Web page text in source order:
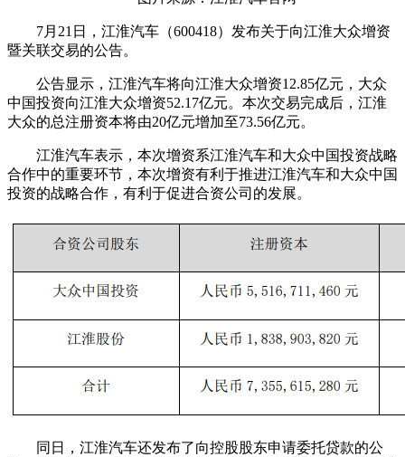
7月21日，江淮汽车（600418）发布关于向江淮大众增资
暨关联交易的公告。
公告显示，江淮汽车将向江淮大众增资12.85亿元，大众
中国投资向江淮大众增资52.17亿元。本次交易完成后，江淮
大众的总注册资本将由20亿元增加至73.56亿元。
江淮汽车表示，本次增资系江淮汽车和大众中国投资战略
合作中的重要环节，本次增资有利于推进江淮汽车和大众中国
投资的战略合作，有利于促进合资公司的发展。
同日，江淮汽车还发布了向控股股东申请委托贷款的公